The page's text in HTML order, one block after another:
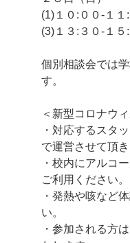
(1)１０:００-１
(3)１３:３０-１５
個別相談会では
す。
＜新型コロナウ
・対応するスタ
で運営させて頂き
・校内にアルコ
ご利用ください。
・発熱や咳など
い。
・参加される方